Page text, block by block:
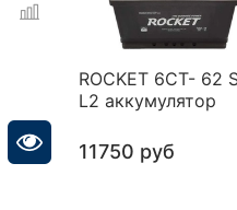
ROCKET 6CT- 62
L2 аккумулятор
11750 руб